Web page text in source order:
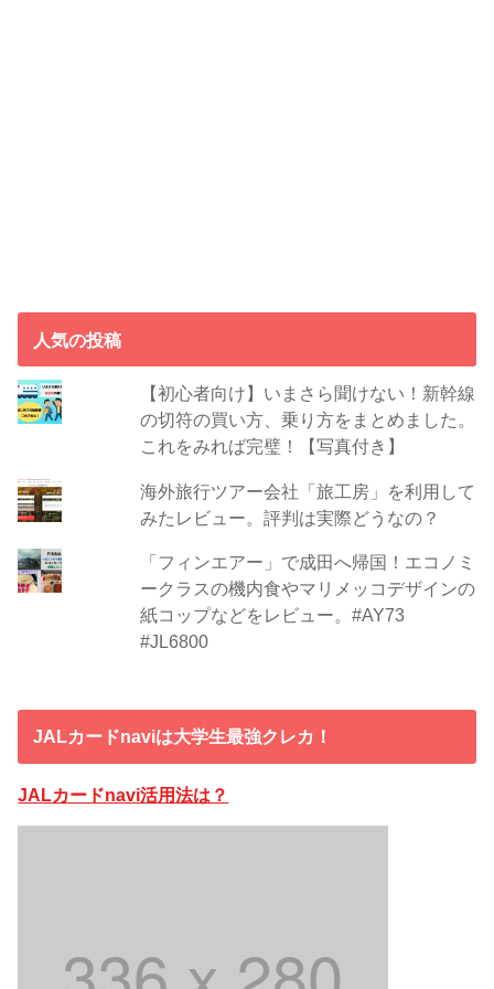
人気の投稿
【初心者向け】いまさら聞けない！新幹線
の切符の買い方、乗り方をまとめました。
これをみれば完璧！【写真付き】
海外旅行ツアー会社「旅工房」を利用して
みたレビュー。評判は実際どうなの？
「フィンエアー」で成田へ帰国！エコノミ
ークラスの機内食やマリメッコデザインの
紙コップなどをレビュー。#AY73
#JL6800
JALカードnaviは大学生最強クレカ！
JALカードnavi活用法は？